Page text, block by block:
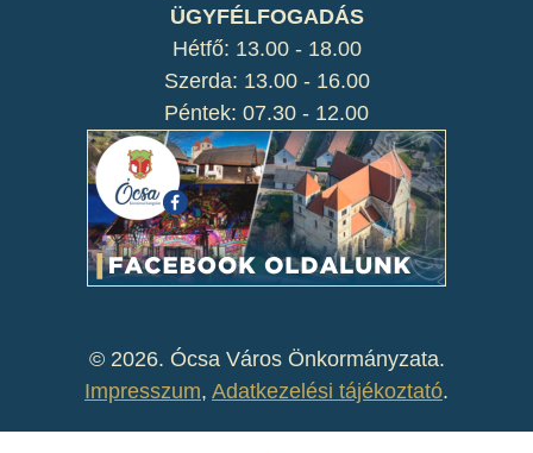
ÜGYFÉLFOGADÁS
Hétfő: 13.00 - 18.00
Szerda: 13.00 - 16.00
Péntek: 07.30 - 12.00
© 2026. Ócsa Város Önkormányzata.
Impresszum, Adatkezelési tájékoztató.